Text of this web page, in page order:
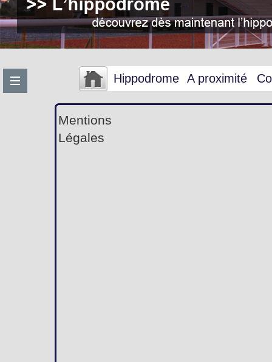
Hippodrome A proximité
Mentions
Légales